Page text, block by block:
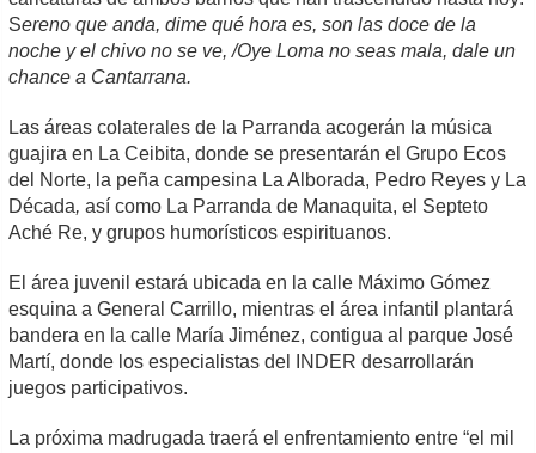
Sereno que anda, dime qué hora es, son las doce de la
noche y el chivo no se ve, /Oye Loma no seas mala, dale un
chance a Cantarrana.
Las áreas colaterales de la Parranda acogerán la música
guajira en La Ceibita, donde se presentarán el Grupo Ecos
del Norte, la peña campesina La Alborada, Pedro Reyes y La
Década,así como La Parranda de Manaquita, el Septeto
Aché Re, y grupos humorísticos espirituanos.
El área juvenil estará ubicada en la calle Máximo Gómez
esquina a General Carrillo, mientras el área infantil plantará
bandera en la calle María Jiménez, contigua al parque José
Martí, donde los especialistas del INDER desarrollarán
juegos participativos.
La próxima madrugada traerá el enfrentamiento entre “el mil